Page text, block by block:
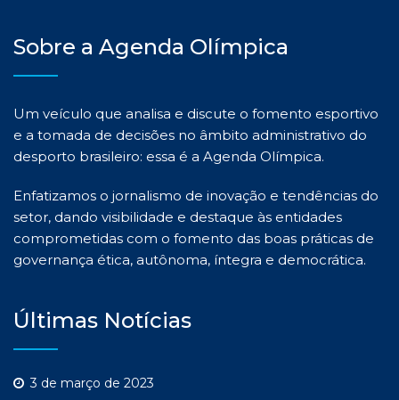
Sobre a Agenda Olímpica
Um veículo que analisa e discute o fomento esportivo
e a tomada de decisões no âmbito administrativo do
desporto brasileiro: essa é a Agenda Olímpica.
Enfatizamos o jornalismo de inovação e tendências do
setor, dando visibilidade e destaque às entidades
comprometidas com o fomento das boas práticas de
governança ética, autônoma, íntegra e democrática.
Últimas Notícias
3 de março de 2023